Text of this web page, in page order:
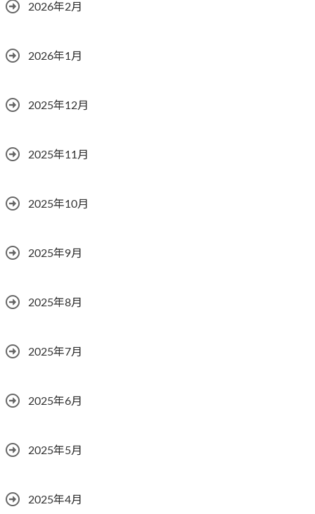
2026年2月
2026年1月
2025年12月
2025年11月
2025年10月
2025年9月
2025年8月
2025年7月
2025年6月
2025年5月
2025年4月